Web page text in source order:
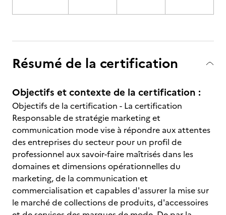
Résumé de la certification
Objectifs et contexte de la certification :
Objectifs de la certification - La certification
Responsable de stratégie marketing et
communication mode vise à répondre aux attentes
des entreprises du secteur pour un profil de
professionnel aux savoir-faire maîtrisés dans les
domaines et dimensions opérationnelles du
marketing, de la communication et
commercialisation et capables d'assurer la mise sur
le marché de collections de produits, d'accessoires